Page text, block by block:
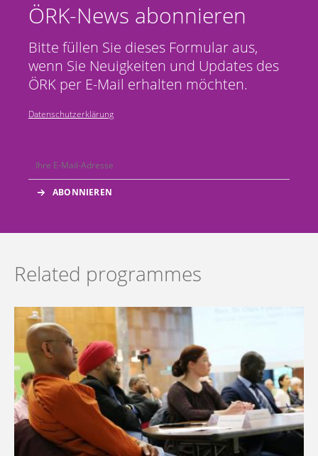
ÖRK-News abonnieren
Bitte füllen Sie dieses Formular aus,
wenn Sie Neuigkeiten und Updates des
ÖRK per E-Mail erhalten möchten.
Datenschutzerklärung
Related programmes